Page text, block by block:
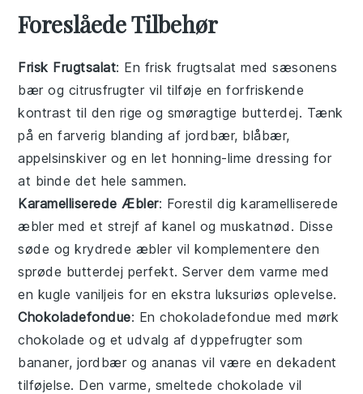
Foreslåede Tilbehør
Frisk Frugtsalat: En frisk frugtsalat medsæsonens
bær og citrusfrugter vil tilføje en forfriskende
kontrast til den rige og smøragtige butterdej. Tænk
på en farverig blanding af jordbær, blåbær,
appelsinskiver og en let honning-lime dressing for
at binde det hele sammen.
Karamelliserede Æbler: Forestil digkaramelliserede
æbler med et strejf af kanel ogmuskatnød . Disse
søde og krydrede æbler vil komplementere den
sprøde butterdej perfekt. Server dem varme med
en kugle vaniljeis for en ekstra luksuriøs oplevelse.
Chokoladefondue: Enchokoladefondue medmørk
chokolade og et udvalg afdyppefrugter som
bananer, jordbær ogananas vil være en dekadent
tilføjelse. Den varme, smeltede chokolade vil